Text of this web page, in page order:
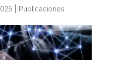
Publicaciones